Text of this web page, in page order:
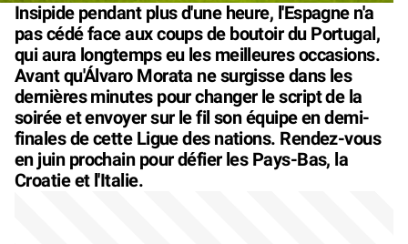
Insipide pendant plus d'une heure, l'Espagne n'a
pas cédé face aux coups de boutoir du Portugal,
qui aura longtemps eu les meilleures occasions.
Avant qu'Álvaro Morata ne surgisse dans les
dernières minutes pour changer le script de la
soirée et envoyer sur le fil son équipe en demi-
finales de cette Ligue des nations. Rendez-vous
en juin prochain pour défier les Pays-Bas, la
Croatie et l'Italie.